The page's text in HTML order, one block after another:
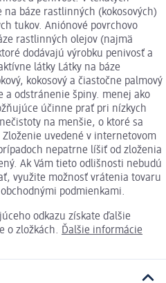
báze rastlinných (kokosových)
tukov. Aniónové povrchovo
rastlinných olejov (najmä
dodávajú výrobku penivosť a
látky Látky na báze
kokosový a čiastočne palmový
a odstránenie špiny. menej ako
účinne prať pri nízkych
na menšie, o ktoré sa
uvedené v internetovom
nepatrne líšiť od zloženia
Ak Vám tieto odlišnosti nebudú
využite možnosť vrátenia tovaru
podmienkami.
odkazu získate ďalšie
o zložkách. Ďalšie informácie